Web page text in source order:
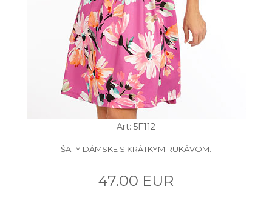
Art: 5F112
ŠATY DÁMSKE S KRÁTKYM RUKÁVOM.
47.00 EUR